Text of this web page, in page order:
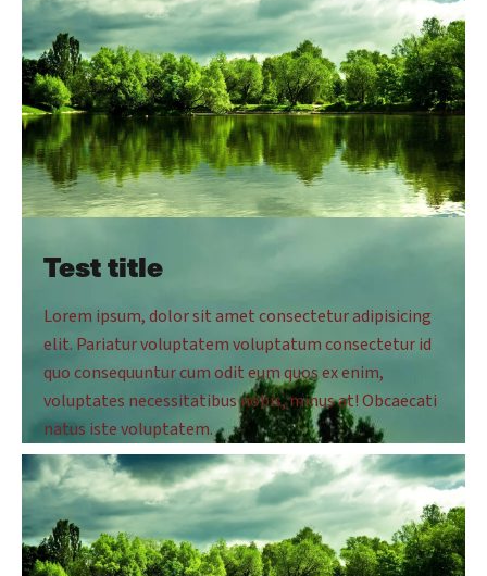
Test title
Lorem ipsum, dolor sit amet consectetur adipisicing
elit. Pariatur voluptatem voluptatum consectetur id
quo consequuntur cum odit eum quos ex enim,
voluptates necessitatibus nobis, minus at! Obcaecati
natus iste voluptatem.